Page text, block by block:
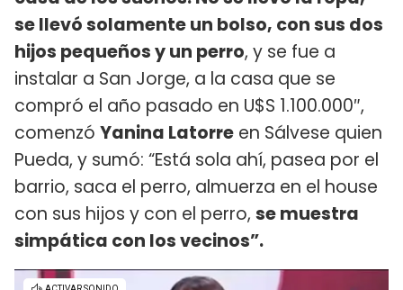
se llevó solamente un bolso, con sus dos
hijos pequeños y un perro, y se fue a
instalar a San Jorge, a la casa que se
compró el año pasado en U$S 1.100.000″,
comenzó Yanina Latorre en Sálvese quien
Pueda, y sumó: “Está sola ahí, pasea por el
barrio, saca el perro, almuerza en el house
con sus hijos y con el perro, se muestra
simpática con los vecinos”.